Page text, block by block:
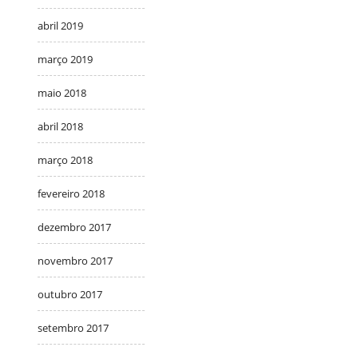
abril 2019
março 2019
maio 2018
abril 2018
março 2018
fevereiro 2018
dezembro 2017
novembro 2017
outubro 2017
setembro 2017